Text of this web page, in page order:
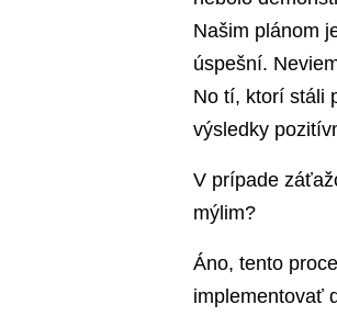
Našim plánom
úspešní.
No tí, ktorí stáli
výsledky
V prípade
mýlim?
Áno, tento
implementovať